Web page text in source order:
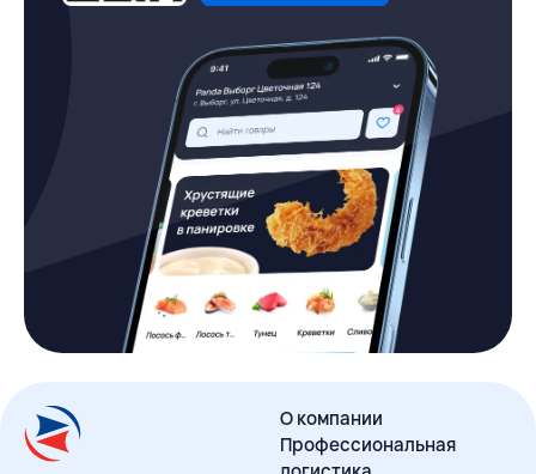
О компании
Профессиональная